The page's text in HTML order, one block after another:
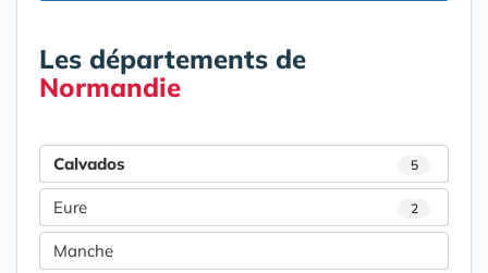
Les départements de
Normandie
Calvados 5
Eure 2
Manche